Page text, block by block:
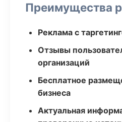
Преимущества
Реклама с
Отзывы
организаций
Бесплатное
бизнеса
Актуальная